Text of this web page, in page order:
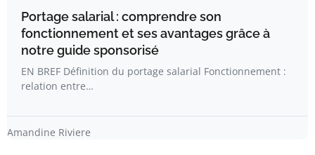
Portage salarial : comprendre son
fonctionnement et ses avantages grâce à
notre guide sponsorisé
EN BREF Définition du portage salarial Fonctionnement :
relation entre…
Amandine Riviere